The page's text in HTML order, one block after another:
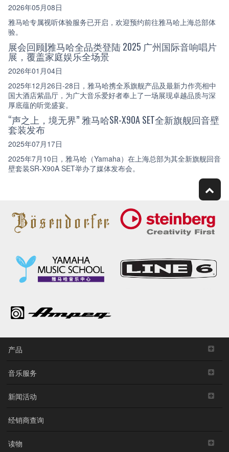
2026年05月08日
雅马哈专属视听体验服务已开启，欢迎预约前往雅马哈上海总部体
验。
展会回顾|雅马哈全品类登陆 2025 广州国际音响唱片
展，覆盖家庭娱乐全场景
2026年01月04日
2025年12月26日-28日，雅马哈携全系旗舰产品及最新力作亮相中
国大酒店紫晶厅，为广大音乐爱好者奉上了一场展现卓越品质与深
厚底蕴的听觉盛宴。
“声之上，境无界” 雅马哈SR-X90A SET全新旗舰回音壁
套装发布
2025年07月17日
2025年7月10日，雅马哈（Yamaha）在上海总部为其全新旗舰回音
壁套装SR-X90A SET举办了媒体发布会。
产品
音乐服务
新闻活动
经销商查询
读物